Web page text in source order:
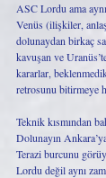
ASC Lordu ama
Venüs (ilişkiler,
dolunaydan birkaç
kavuşan ve
kararlar,
retrosunu bitirmeye
Teknik kısmından
Dolunayın
Terazi burcunu
Lordu değil aynı